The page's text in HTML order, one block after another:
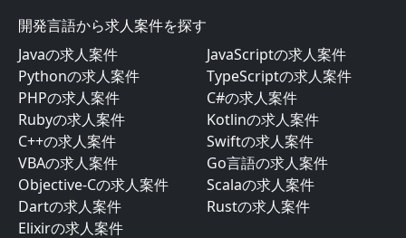
開発言語から求人案件を探す
Javaの求人案件
JavaScriptの求人案件
Pythonの求人案件
TypeScriptの求人案件
PHPの求人案件
C#の求人案件
Rubyの求人案件
Kotlinの求人案件
C++の求人案件
Swiftの求人案件
VBAの求人案件
Go言語の求人案件
Objective-Cの求人案件
Scalaの求人案件
Dartの求人案件
Rustの求人案件
Elixirの求人案件